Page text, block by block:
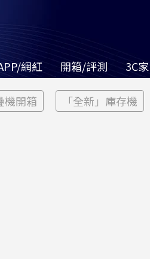
網紅 開箱/評測 3C
機開箱 「全新」庫存機